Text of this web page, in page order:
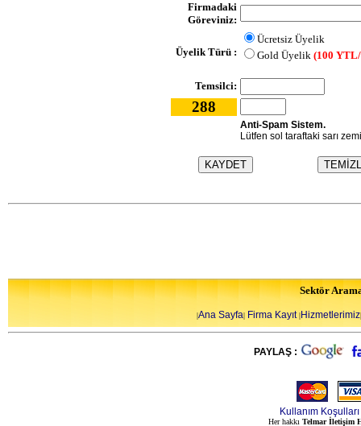
Firmadaki
Göreviniz:
Üyelik Türü :
Ücretsiz Üyelik
Gold Üyelik (100
Temsilci:
288
Anti-Spam Sistem.
Lütfen sol taraftaki sarı
Sektör
|Ana Sayfa| Firma Kayıt|Hizmetlerimiz|
PAYLAŞ :
Kullanım Koşulları
Her hakkı Telmar İletişim